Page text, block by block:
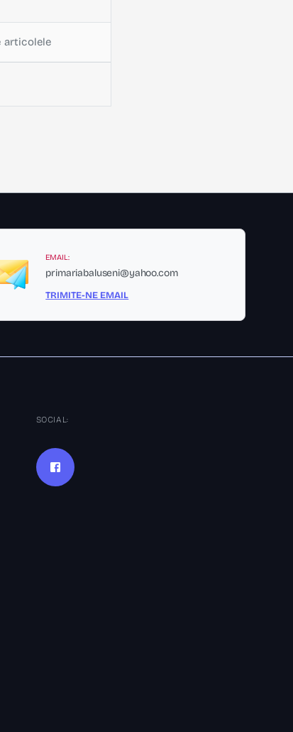
articolele
EMAIL:
primariabaluseni@yahoo.com
TRIMITE-NE EMAIL
SOCIAL: